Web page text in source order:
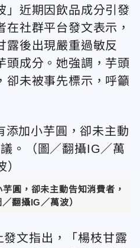
」近期因飲品成分引發
社群平台發文表示，
露後出現嚴重過敏反
頭成分。她強調，芋頭
卻未被事先標示，呼籲
圓，卻未主動告知消費者，
翻攝IG／萬波）
文指出，「楊枝甘露